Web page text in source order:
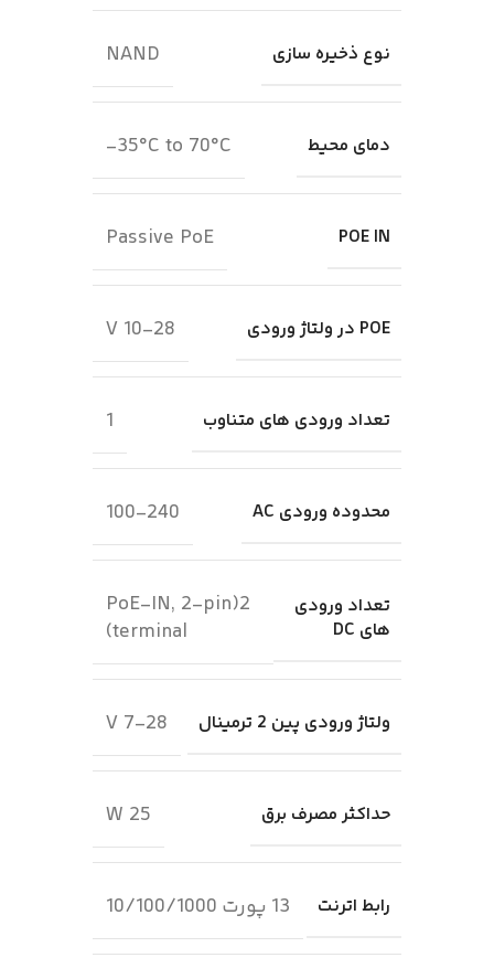
نوع ذخیره سازی NAND
دمای محیط 35°C to 70°C-
POE IN
Passive PoE
POE در ولتاژ ورودی 10-28 V
تعداد ورودی های متناوب 1
محدوده ورودی AC 100-240
تعداد ورودی
های DC
2(PoE-IN, 2-pin
terminal)
ولتاژ ورودی پین 2 ترمینال 7-28 V
حداکثر مصرف برق 25 W
رابط اترنت 13 پورت 10/100/1000